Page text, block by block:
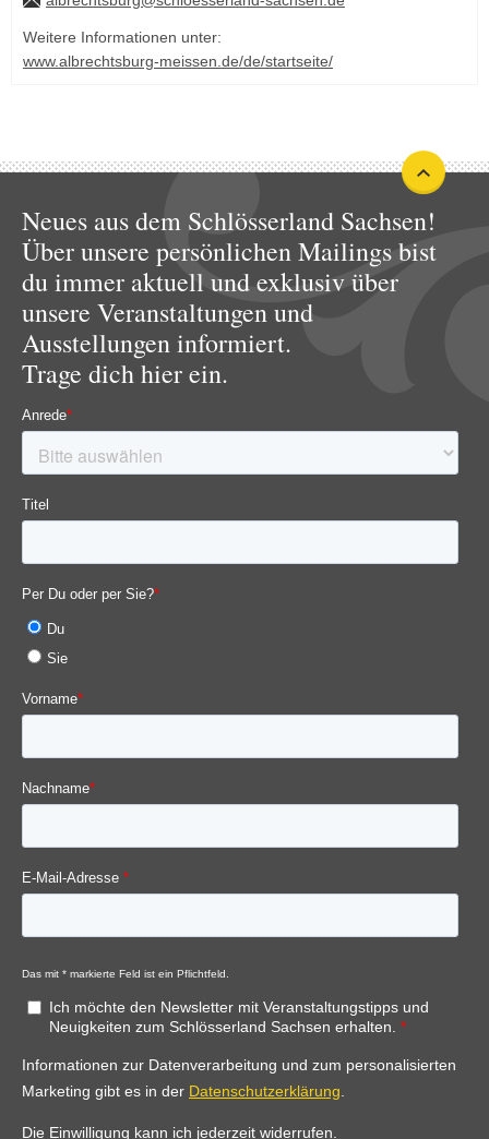
Weitere Informationen unter:
www.albrechtsburg-meissen.de/de/startseite/
Neues aus dem Schlösserland Sachsen!
Über unsere persönlichen Mailings bist
du immer aktuell und exklusiv über
unsere Veranstaltungen und
Ausstellungen informiert.
Trage dich hier ein.